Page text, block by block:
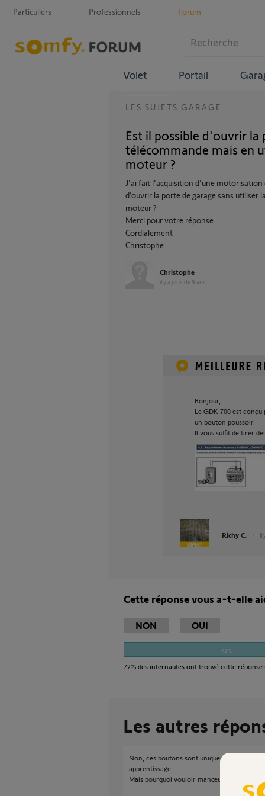
Particuliers Professionnels Forum
Volet Portail
LES SUJETS GARAGE
Est il possible d'ouvrir la
télécommande mais en
moteur ?
J'ai fait l'acquisition d'une motorisation
d’ouvrir la porte de garage sans
moteur ?
Merci pour votre réponse.
Cordialement
Christophe
Christophe
il y a plus de 9 ans
Bonjour,
Le GDK 700 est
un bouton poussoir.
Il vous suffit de tirer
Richy C. il
Cette réponse vous a-t-elle
NON OUI
72%
72% des internautes ont trouvé cette réponse
Les autres
Non, ces boutons sont uniquement dédiés
apprentissage.
Mais pourquoi vouloir manœuvrer votre